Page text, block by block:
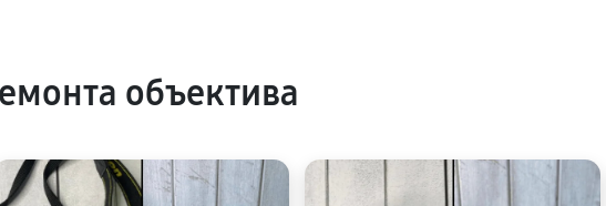
объектива